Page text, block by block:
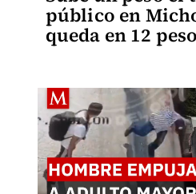
público en
queda en 12